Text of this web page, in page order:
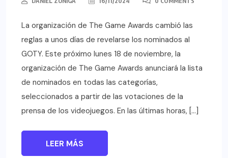
La organización de The Game Awards cambió las
reglas a unos días de revelarse los nominados al
GOTY. Este próximo lunes 18 de noviembre, la
organización de The Game Awards anunciará la lista
de nominados en todas las categorías,
seleccionados a partir de las votaciones de la
prensa de los videojuegos. En las últimas horas, […]
LEER MÁS